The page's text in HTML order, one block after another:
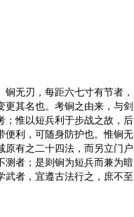
锏无刃 ， 每距六七寸有节者，
其名也。考锏之由来，与剑
；惟以短兵利于步战之故，后
便利，可随身防护也。惟锏无
原有之二十四法，而另立门户
测者；是则锏为短兵而兼为暗
武者，宜遵古法行之，庶不至